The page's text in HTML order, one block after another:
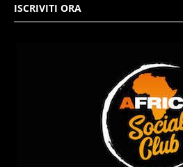
ISCRIVITI ORA